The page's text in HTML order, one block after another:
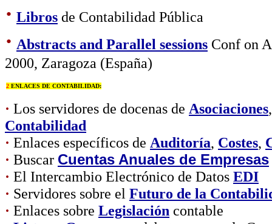
· Libros de Contabilidad Pública
· Abstracts and Parallel sessions Conf on
2000, Zaragoza (España)
2 ENLACES DE CONTABILIDAD:
· Los servidores de docenas de Asociaciones
Contabilidad
· Enlaces específicos de Auditoría, Costes,
· Buscar Cuentas Anuales de Empresas
· El Intercambio Electrónico de Datos EDI
· Servidores sobre el Futuro de la
· Enlaces sobre Legislación contable